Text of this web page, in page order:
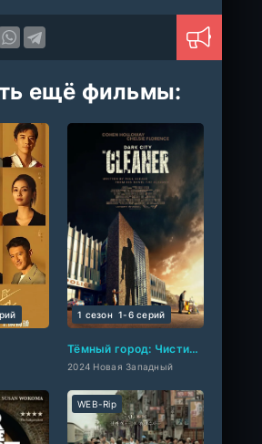
ещё фильмы:
Тёмный город: Чистильщик
2024 Новая Западный
1 сезон 1-6 cерий
WEB-Rip